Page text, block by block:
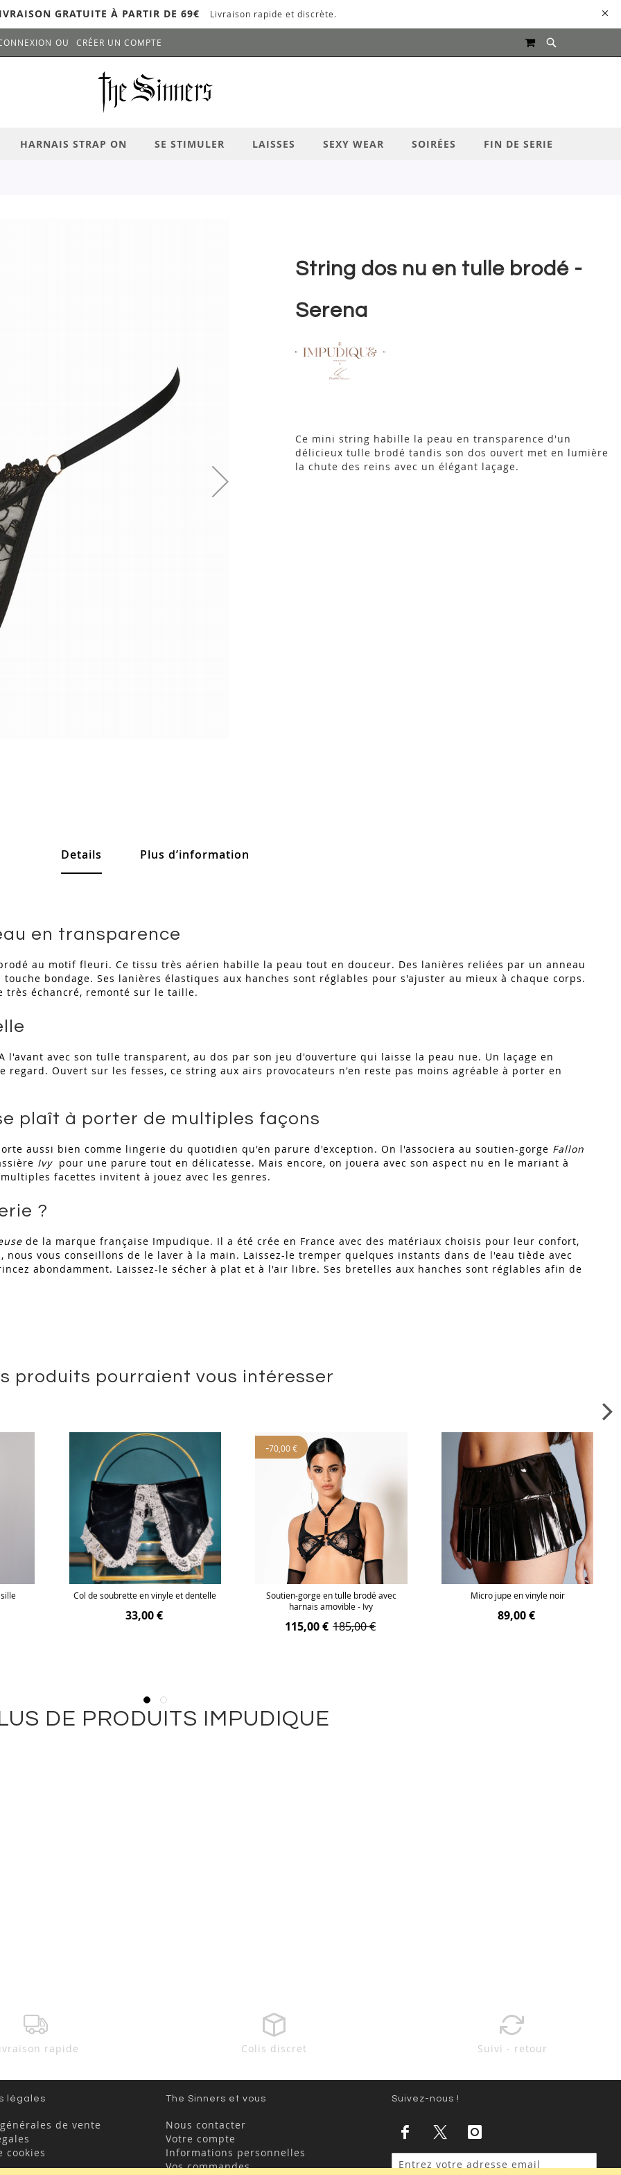
GRATUITE À PARTIR DE 69€ Livraison rapide et discrète.
CRÉER UN COMPTE
LA RECHERCHE # APPUYEZ SUR LA TOUCHE "ENTRER" POUR LANCER LA RECHERCHE
MON PANIER
HARNAIS STRAP ON SE STIMULER LAISSES SEXY WEAR SOIRÉES FIN DE SERIE
String dos nu en tulle brodé -
Serena
Ce mini string habille la peau en transparence d'un
délicieux tulle brodé tandis son dos ouvert met en lumière
la chute des reins avec un élégant laçage.
Details
en transparence
au motif fleuri. Ce tissu très aérien habille la peau tout en douceur. Des lanières reliées par un anneau
bondage. Ses lanières élastiques aux hanches sont réglables pour s'ajuster au mieux à chaque corps.
échancré, remonté sur le taille.
avec son tulle transparent, au dos par son jeu d'ouverture qui laisse la peau nue. Un laçage en
Ouvert sur les fesses, ce string aux airs provocateurs n'en reste pas moins agréable à porter en
plaît à porter de multiples façons
aussi bien comme lingerie du quotidien qu'en parure d'exception. On l'associera au soutien-gorge Fallon
Ivy pour une parure tout en délicatesse. Mais encore, on jouera avec son aspect nu en le mariant à
facettes invitent à jouez avec les genres.
?
de la marque française Impudique. Il a été crée en France avec des matériaux choisis pour leur confort,
vous conseillons de le laver à la main. Laissez-le tremper quelques instants dans de l'eau tiède avec
abondamment. Laissez-le sécher à plat et à l'air libre. Ses bretelles aux hanches sont réglables afin de
Plus d’information
produits pourraient vous intéresser
Col de soubrette en vinyle et dentelle
33,00 €
-70,00 €
Soutien-gorge en tulle brodé avec
harnais amovible - Ivy
115,00 € 185,00 €
Micro jupe en vinyle noir
89,00 €
DE PRODUITS IMPUDIQUE
rapide Colis discret Suivi - retour
légales
de vente
cookies
The Sinners et vous
Nous contacter
Votre compte
Informations personnelles
Vos commandes
Suivez-nous !